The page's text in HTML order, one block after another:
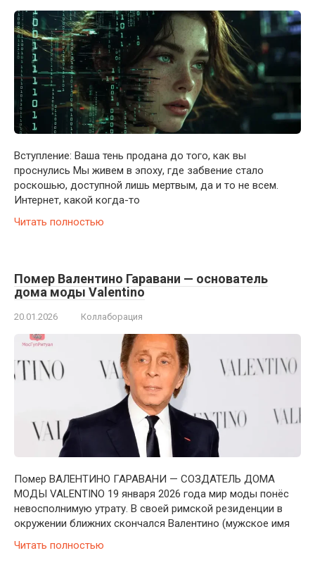
Вступление: Ваша тень продана до того, как вы
проснулись Мы живем в эпоху, где забвение стало
роскошью, доступной лишь мертвым, да и то не всем.
Интернет, какой когда-то
Читать полностью
Помер Валентино Гаравани — основатель
дома моды Valentino
20.01.2026 Коллаборация
Помер ВАЛЕНТИНО ГАРАВАНИ — СОЗДАТЕЛЬ ДОМА
МОДЫ VALENTINO 19 января 2026 года мир моды понёс
невосполнимую утрату. В своей римской резиденции в
окружении ближних скончался Валентино (мужское имя
Читать полностью